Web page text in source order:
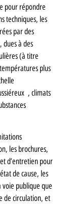
pour répondre
techniques, les
par des
dues à des
(à titre
plus
, climats
les brochures,
d’entretien pour
de cause, les
voie publique que
de circulation, et